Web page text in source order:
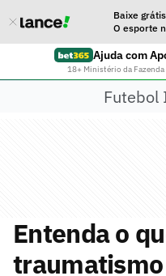
Baixe
O esporte
Ajuda com
18+ Ministério da
Futebol
Entenda o
traumatismo